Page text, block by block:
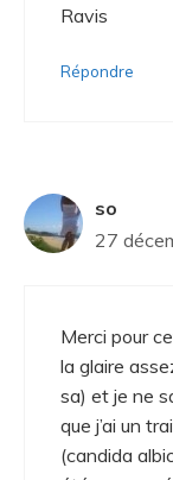
Ravis
Répondre
so
27
Merci pour
la glaire
sa) et je ne
que j’ai un
(candida